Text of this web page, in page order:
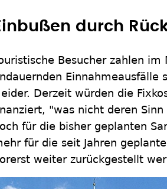
durch
Besucher zahlen
Derzeit würden die
"was nicht deren
für die bisher geplanten
für die seit Jahren
weiter zurückgestellt